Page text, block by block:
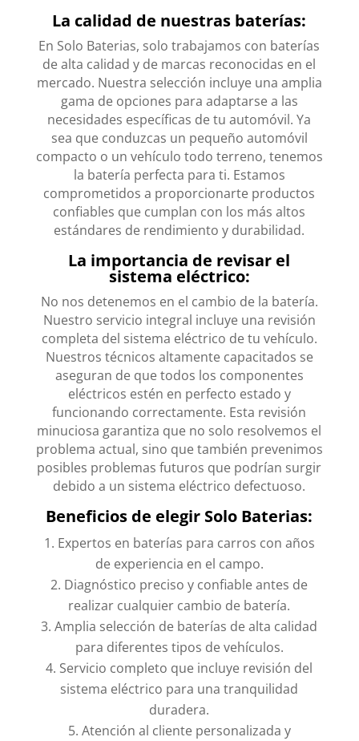
La calidad de nuestras baterías:
En Solo Baterias, solo trabajamos con baterías
de alta calidad y de marcas reconocidas en el
mercado. Nuestra selección incluye una amplia
gama de opciones para adaptarse a las
necesidades específicas de tu automóvil. Ya
sea que conduzcas un pequeño automóvil
compacto o un vehículo todo terreno, tenemos
la batería perfecta para ti. Estamos
comprometidos a proporcionarte productos
confiables que cumplan con los más altos
estándares de rendimiento y durabilidad.
La importancia de revisar el
sistema eléctrico:
No nos detenemos en el cambio de la batería.
Nuestro servicio integral incluye una revisión
completa del sistema eléctrico de tu vehículo.
Nuestros técnicos altamente capacitados se
aseguran de que todos los componentes
eléctricos estén en perfecto estado y
funcionando correctamente. Esta revisión
minuciosa garantiza que no solo resolvemos el
problema actual, sino que también prevenimos
posibles problemas futuros que podrían surgir
debido a un sistema eléctrico defectuoso.
Beneficios de elegir Solo Baterias:
Expertos en baterías para carros con años
de experiencia en el campo.
Diagnóstico preciso y confiable antes de
realizar cualquier cambio de batería.
Amplia selección de baterías de alta calidad
para diferentes tipos de vehículos.
Servicio completo que incluye revisión del
sistema eléctrico para una tranquilidad
duradera.
Atención al cliente personalizada y